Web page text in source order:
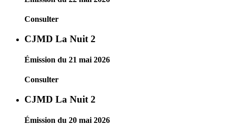
Consulter
CJMD La Nuit 2
Émission du 21 mai 2026
Consulter
CJMD La Nuit 2
Émission du 20 mai 2026